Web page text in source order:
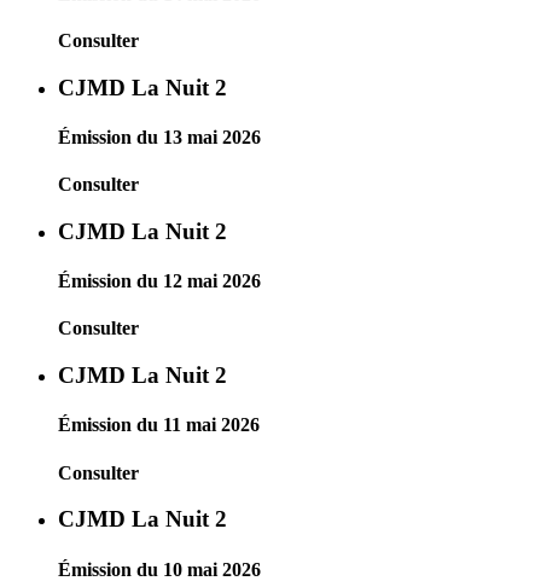
Consulter
CJMD La Nuit 2
Émission du 13 mai 2026
Consulter
CJMD La Nuit 2
Émission du 12 mai 2026
Consulter
CJMD La Nuit 2
Émission du 11 mai 2026
Consulter
CJMD La Nuit 2
Émission du 10 mai 2026